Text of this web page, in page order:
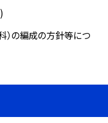
の編成の方針等につ